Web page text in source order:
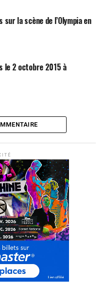
sur la scène de l’Olympia en
le 2 octobre 2015 à